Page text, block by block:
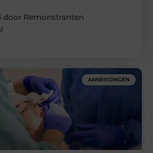
door Remonstranten
AANBIEDINGEN